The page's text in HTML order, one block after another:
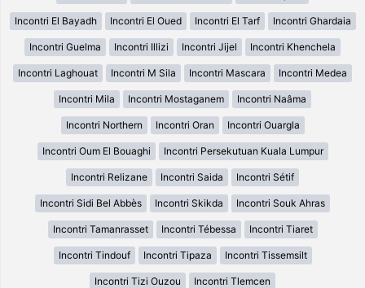
Incontri El Bayadh Incontri El Oued Incontri El Tarf Incontri Ghardaia
Incontri Guelma Incontri Illizi Incontri Jijel Incontri Khenchela
Incontri Laghouat Incontri M Sila Incontri Mascara Incontri Medea
Incontri Mila Incontri Mostaganem Incontri Naâma
Incontri Northern Incontri Oran Incontri Ouargla
Incontri Oum El Bouaghi Incontri Persekutuan Kuala Lumpur
Incontri Relizane Incontri Saida Incontri Sétif
Incontri Sidi Bel Abbès Incontri Skikda Incontri Souk Ahras
Incontri Tamanrasset Incontri Tébessa Incontri Tiaret
Incontri Tindouf Incontri Tipaza Incontri Tissemsilt
Incontri Tizi Ouzou Incontri Tlemcen